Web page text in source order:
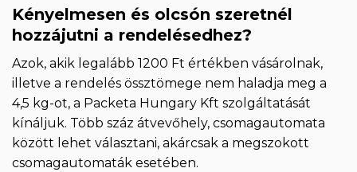
Kényelmesen és olcsón szeretnél
hozzájutni a rendelésedhez?
Azok, akik legalább 1200 Ft értékben vásárolnak,
illetve a rendelés össztömege nem haladja meg a
4,5 kg-ot, a Packeta Hungary Kft szolgáltatását
kínáljuk. Több száz átvevőhely, csomagautomata
között lehet választani, akárcsak a megszokott
csomagautomaták esetében.